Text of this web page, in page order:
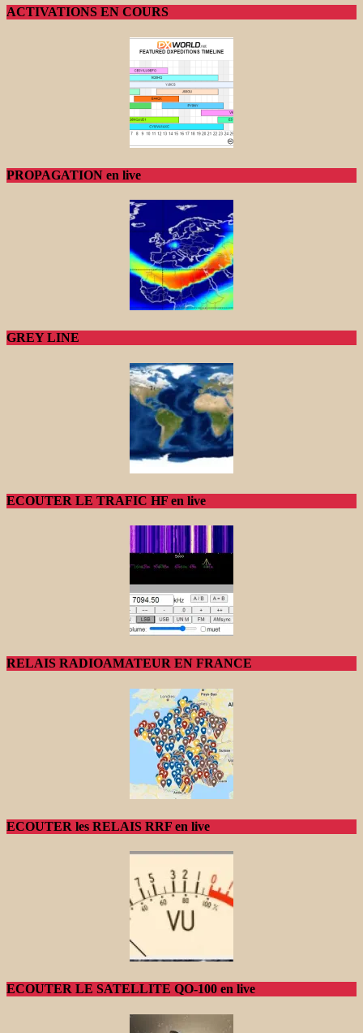
ACTIVATIONS EN COURS
PROPAGATION en live
GREY LINE
ECOUTER LE TRAFIC HF en live
RELAIS RADIOAMATEUR EN FRANCE
ECOUTER les RELAIS RRF en live
ECOUTER LE SATELLITE QO-100 en live